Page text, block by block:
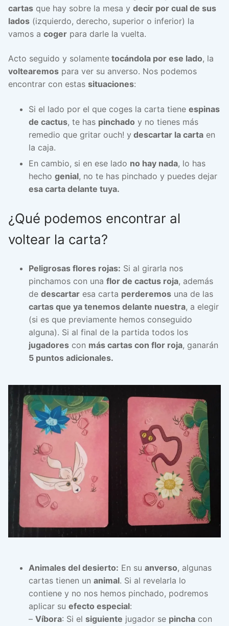
cartas que hay sobre la mesa y decir por cual de sus
lados (izquierdo, derecho, superior o inferior) la
vamos a coger para darle la vuelta.
Acto seguido y solamente tocándola por ese lado, la
voltearemos para ver su anverso. Nos podemos
encontrar con estas situaciones:
Si el lado por el que coges la carta tiene espinas
de cactus, te has pinchado y no tienes más
remedio que gritar ouch! y descartar la carta en
la caja.
En cambio, si en ese lado no hay nada, lo has
hecho genial, no te has pinchado y puedes dejar
esa carta delante tuya.
¿Qué podemos encontrar al
voltear la carta?
Peligrosas flores rojas: Si al girarla nos
pinchamos con una flor de cactus roja, además
de descartar esa carta perderemos una de las
cartas que ya tenemos delante nuestra, a elegir
(si es que previamente hemos conseguido
alguna). Si al final de la partida todos los
jugadores con más cartas con flor roja, ganarán
5 puntos adicionales.
Animales del desierto: En su anverso, algunas
cartas tienen un animal. Si al revelarla lo
contiene y no nos hemos pinchado, podremos
aplicar su efecto especial:
– Víbora: Si el siguiente jugador se pincha con